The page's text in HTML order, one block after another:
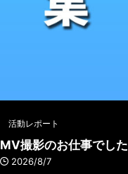
活動レポート
MV撮影のお仕事でした
2026/8/7